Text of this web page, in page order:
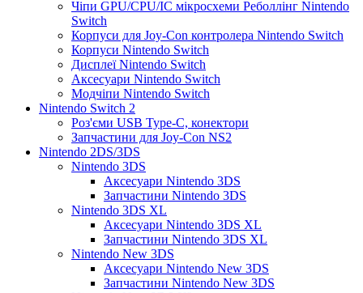
Чіпи GPU/CPU/IC мікросхеми Реболлінг Nintendo
Switch
Корпуси для Joy-Con контролера Nintendo Switch
Корпуси Nintendo Switch
Дисплеї Nintendo Switch
Аксесуари Nintendo Switch
Модчіпи Nintendo Switch
Nintendo Switch 2
Роз'єми USB Type-C, конектори
Запчастини для Joy-Con NS2
Nintendo 2DS/3DS
Nintendo 3DS
Аксесуари Nintendo 3DS
Запчастини Nintendo 3DS
Nintendo 3DS XL
Аксесуари Nintendo 3DS XL
Запчастини Nintendo 3DS XL
Nintendo New 3DS
Аксесуари Nintendo New 3DS
Запчастини Nintendo New 3DS